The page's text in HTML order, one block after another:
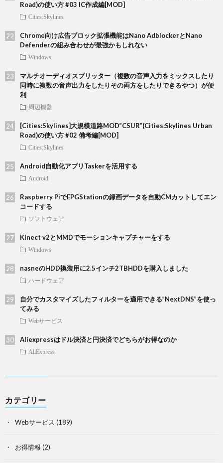
Road)の使い方 #03 IC作成編[MOD]
Cities:Skylines
Chrome向け広告ブロック拡張機能はNano AdblockerとNano
Defenderの組み合わせが最強かもしれない
Windows
マルチオーディオスプリッター（複数の音声入力をミックスしたり
同時に複数の音声出力をしたりその両方をしたりできるやつ）が便
利
周辺機器
[Cities:Skylines]大規模道路MOD”CSUR”(Cities:Skylines Urban
Road)の使い方 #02 備考編[MOD]
Cities:Skylines
Android自動化アプリTaskerを活用する
Android
Raspberry PiでEPGStationの録画データを自動CMカットしてエン
コードする
ソフトウェア
Kinect v2とMMDでモーションキャプチャーをする
Windows
nasneのHDD換装用に2.5インチ2TBHDDを購入しました
ハードウェア
自分でカスタマイズしたフィルターを適用できる”NextDNS”を使っ
てみる
Webサービス
Aliexpressはドル決済と円決済でどちらがお得なのか
AliExpress
カテゴリー
Webサービス (189)
お得情報 (2)